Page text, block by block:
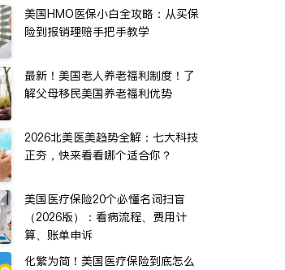
美国HMO医保小白全攻略：从买保
险到报销理赔手把手教学
最新！美国老人养老福利制度！了
解父母移民美国养老福利优势
2026北美医美趋势全解：七大科技
正夯，快来看看哪个适合你？
美国医疗保险20个必懂名词扫盲
（2026版）：看病流程、费用计
算、账单申诉
化繁为简！美国医疗保险到底怎么